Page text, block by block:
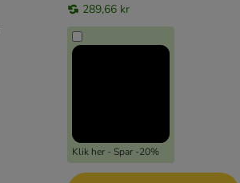
289,66 kr
Klik her - Spar -20%